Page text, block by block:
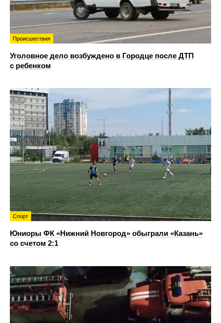
Происшествия
Уголовное дело возбуждено в Городце после ДТП
с ребенком
Спорт
Юниоры ФК «Нижний Новгород» обыграли «Казань»
со счетом 2:1